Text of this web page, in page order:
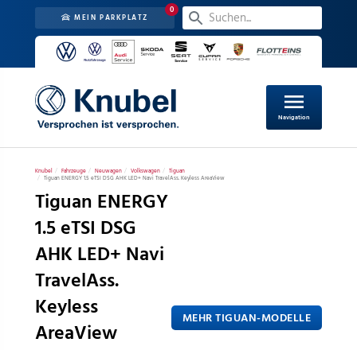
MEIN PARKPLATZ
0
menu
Navigation
Knubel Fahrzeuge Neuwagen Volkswagen
Tiguan
Tiguan ENERGY 1.5 eTSI DSG AHK LED+ Navi TravelAss. Keyless AreaView
Tiguan ENERGY
1.5 eTSI DSG
AHK LED+ Navi
TravelAss.
Keyless
AreaView
MEHR TIGUAN-MODELLE